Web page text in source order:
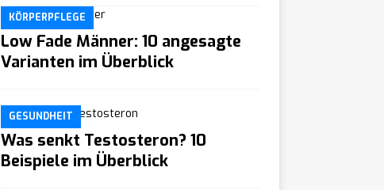
KÖRPERPFLEGE
Low Fade Männer: 10 angesagte
Varianten im Überblick
GESUNDHEIT
Was senkt Testosteron? 10
Beispiele im Überblick